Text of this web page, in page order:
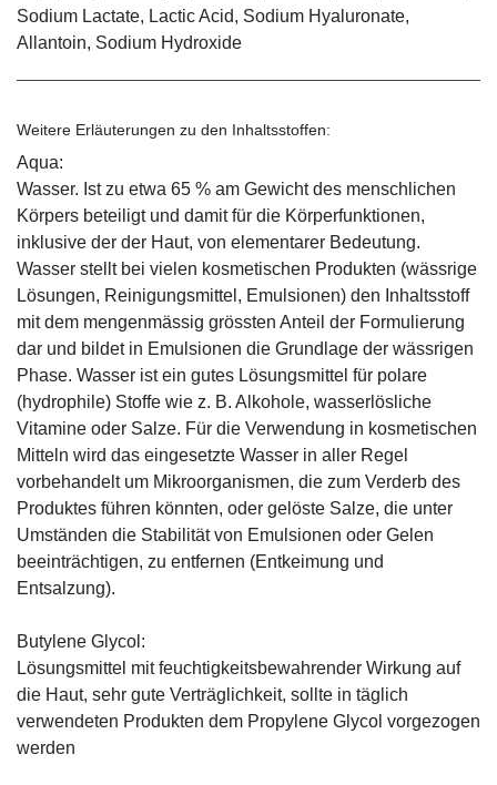
Sodium Lactate, Lactic Acid, Sodium Hyaluronate,
Allantoin, Sodium Hydroxide
Weitere Erläuterungen zu den Inhaltsstoffen:
Aqua:
Wasser. Ist zu etwa 65 % am Gewicht des menschlichen
Körpers beteiligt und damit für die Körperfunktionen,
inklusive der der Haut, von elementarer Bedeutung.
Wasser stellt bei vielen kosmetischen Produkten (wässrige
Lösungen, Reinigungsmittel, Emulsionen) den Inhaltsstoff
mit dem mengenmässig grössten Anteil der Formulierung
dar und bildet in Emulsionen die Grundlage der wässrigen
Phase. Wasser ist ein gutes Lösungsmittel für polare
(hydrophile) Stoffe wie z. B. Alkohole, wasserlösliche
Vitamine oder Salze. Für die Verwendung in kosmetischen
Mitteln wird das eingesetzte Wasser in aller Regel
vorbehandelt um Mikroorganismen, die zum Verderb des
Produktes führen könnten, oder gelöste Salze, die unter
Umständen die Stabilität von Emulsionen oder Gelen
beeinträchtigen, zu entfernen (Entkeimung und
Entsalzung).
Butylene Glycol:
Lösungsmittel mit feuchtigkeitsbewahrender Wirkung auf
die Haut, sehr gute Verträglichkeit, sollte in täglich
verwendeten Produkten dem Propylene Glycol vorgezogen
werden